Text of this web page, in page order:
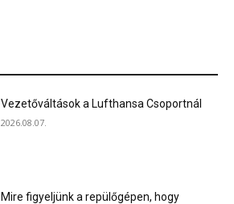
Vezetőváltások a Lufthansa Csoportnál
2026.08.07.
Mire figyeljünk a repülőgépen, hogy